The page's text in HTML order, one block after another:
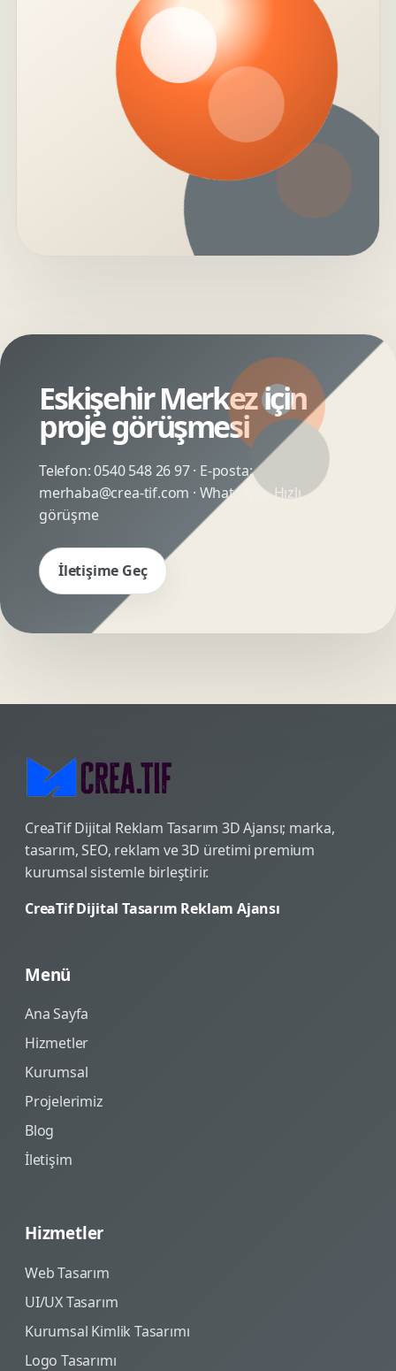
Eskişehir Merkez için
proje görüşmesi
Telefon:0540 548 26 97· E-posta:
merhaba@crea-tif.com · WhatsApp:Hızlı
görüşme
İletişime Geç
CreaTif Dijital Reklam Tasarım 3D Ajansı; marka,
tasarım, SEO, reklam ve 3D üretimi premium
kurumsal sistemle birleştirir.
CreaTif Dijital Tasarım Reklam Ajansı
Menü
Ana Sayfa
Hizmetler
Kurumsal
Projelerimiz
Blog
İletişim
Hizmetler
Web Tasarım
UI/UX Tasarım
Kurumsal Kimlik Tasarımı
Logo Tasarımı